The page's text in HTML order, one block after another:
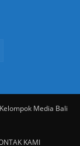
Media Bali
KAMI